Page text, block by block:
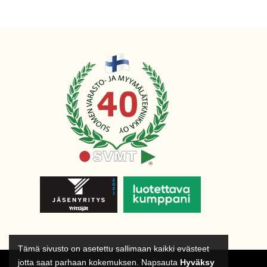
Tämä sivusto on asetettu sallimaan kaikki evästeet
jotta saat parhaan kokemuksen. Napsauta Hyväksy